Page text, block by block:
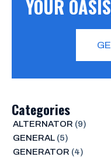
YOUR
Categories
ALTERNATOR (9)
GENERAL(5)
GENERATOR (4)